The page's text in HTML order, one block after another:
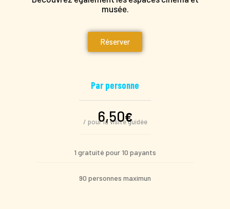
musée.
Réserver
Par personne
6,50€
/ pour la visite guidée
1 gratuité pour 10 payants
90 personnes maximun